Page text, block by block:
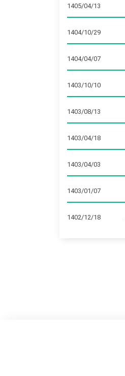
1405/04/13
1404/10/29
1404/04/07
1403/10/10
1403/08/13
1403/04/18
1403/04/03
1403/01/07
1402/12/18